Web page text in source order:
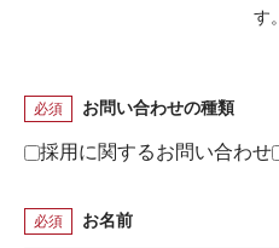
す。
必須 お問い合わせの種類
採用に関するお問い合わせ
必須 お名前